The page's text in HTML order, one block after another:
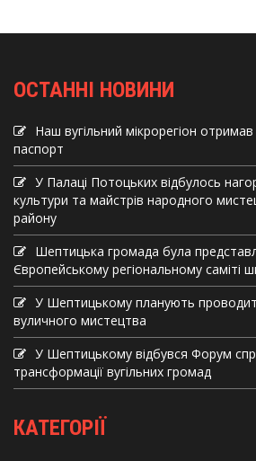
ОСТАННІ НОВИНИ
Наш вугільний мікрорегіон отримав
паспорт
У Палаці Потоцьких відбулось
культури та майстрів народного
району
Шептицька громада була
Європейському регіональному саміті
У Шептицькому планують
вуличного мистецтва
У Шептицькому відбувся Форум
трансформації вугільних громад
КАТЕГОРІЇ